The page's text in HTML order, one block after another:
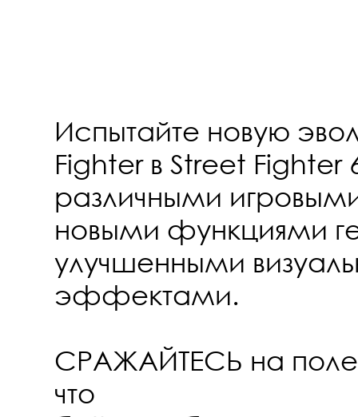
Испытайте новую
Fighter в Street Fighter
различными
новыми функциями
улучшенными
эффектами.
СРАЖАЙТЕСЬ на поле
что